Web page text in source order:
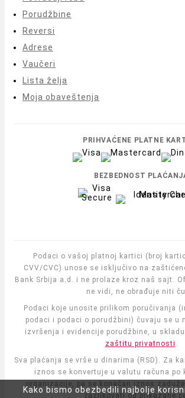
Kako bismo obezbedili najbolje
Porudžbine
Reversi
Adrese
Vaučeri
Lista želja
Moja obaveštenja
PRIHVAĆENE PLATNE
BEZBEDNOST
Podaci o vašoj platnoj kartici (broj
CVV/CVC) unose se isključivo na
Bank Srbija a.d. i ne prolaze kroz naš sajt.
ne vidi, ne obrađuje niti
Podaci koje unosite prilikom poručivanja
podaci i podaci o porudžbini) čuvaju se u
izvršenja i evidencije porudžbine, u
zaštitu privatnosti .
Sva plaćanja se vrše u dinarima (RSD). Za
iznos se konvertuje u valutu računa po
organizacije, pa se konačan iznos
razlikovati od prikazane